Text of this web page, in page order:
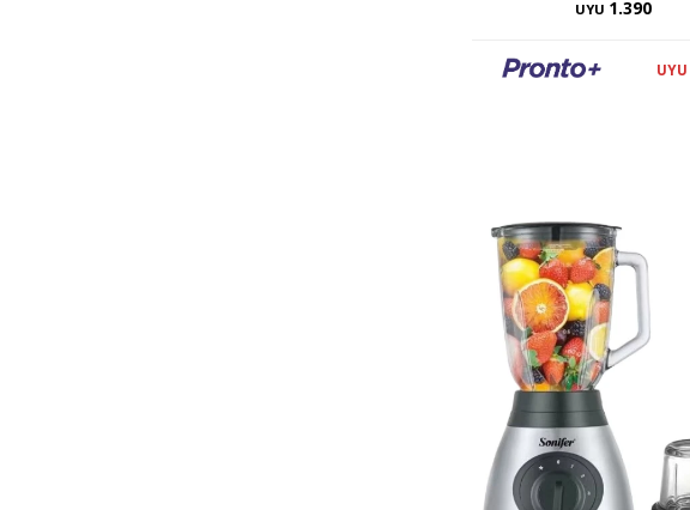
UYU 1.390
UYU